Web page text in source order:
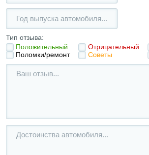
Тип отзыва:
Положительный
Отрицательный
Поломки/ремонт
Советы